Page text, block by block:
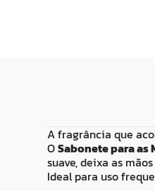
A fragrância que
OSabonete para as
suave, deixa as
Ideal para uso